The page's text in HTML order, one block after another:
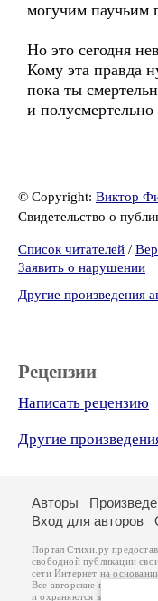
могучим паучьим
Но это сегодня
Кому эта правда
пока ты
и
© Copyright: Виктор
Свидетельство о
Список читателей /
Заявить о нарушении
Другие произведения
Рецензии
Написать рецензию
Другие
Авторы
Вход для авторов
Портал Стихи.ру
свободной публикации
сети Интернет на
Все авторские права на
и охраняются законом .